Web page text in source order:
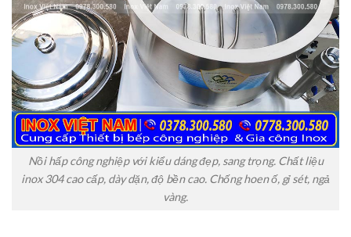
Nồi hấp công nghiệp với kiểu dáng đẹp, sang trọng. Chất liệu
inox 304 cao cấp, dày dặn, độ bền cao. Chống hoen ố, gỉ sét, ngả
vàng.